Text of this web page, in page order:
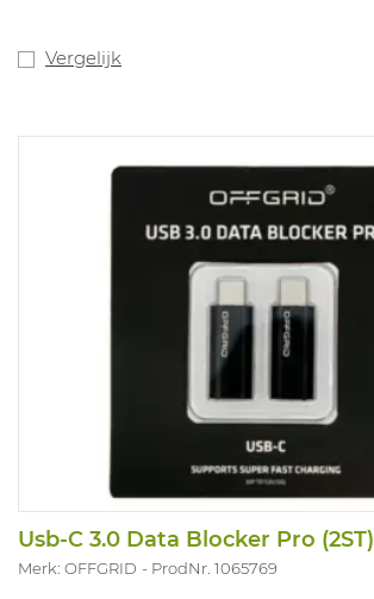
Vergelijk
Usb-C 3.0 Data Blocker Pro (2ST)
Merk: OFFGRID ProdNr. 1065769